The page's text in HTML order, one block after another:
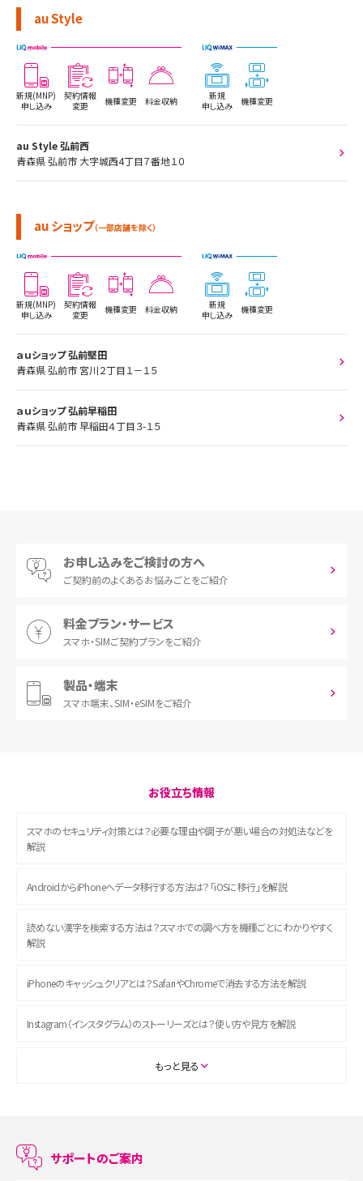
au Style
新規(MNP)
申し込み
契約情報
変更
機種変更 料金収納
新規
申し込み
機種変更
au Style 弘前西
青森県 弘前市 大字城西4丁目７番地１０
au ショップ（一部店舗を除く）
新規(MNP)
申し込み
契約情報
変更
機種変更 料金収納
新規
申し込み
機種変更
ａｕショップ 弘前堅田
青森県 弘前市 宮川２丁目１－１５
ａｕショップ 弘前早稲田
青森県 弘前市 早稲田４丁目３-１５
お申し込みをご検討の方へ
ご契約前のよくあるお悩みごとをご紹介
料金プラン・サービス
スマホ・SIMご契約プランをご紹介
製品・端末
スマホ端末、SIM・eSIMをご紹介
お役立ち情報
スマホのセキュリティ対策とは？必要な理由や調子が悪い場合の対処法などを
解説
AndroidからiPhoneへデータ移行する方法は？「iOSに移行」を解説
読めない漢字を検索する方法は？スマホでの調べ方を機種ごとにわかりやすく
解説
iPhoneのキャッシュクリアとは？SafariやChromeで消去する方法を解説
Instagram（インスタグラム）のストーリーズとは？使い方や見方を解説
ASMRとは？初心者向けの代表ジャンルや楽しみ方を解説
LINEで友だちを削除する方法は？方法ごとの影響や復活・復元する方法も解説
もっと見る
サポートのご案内